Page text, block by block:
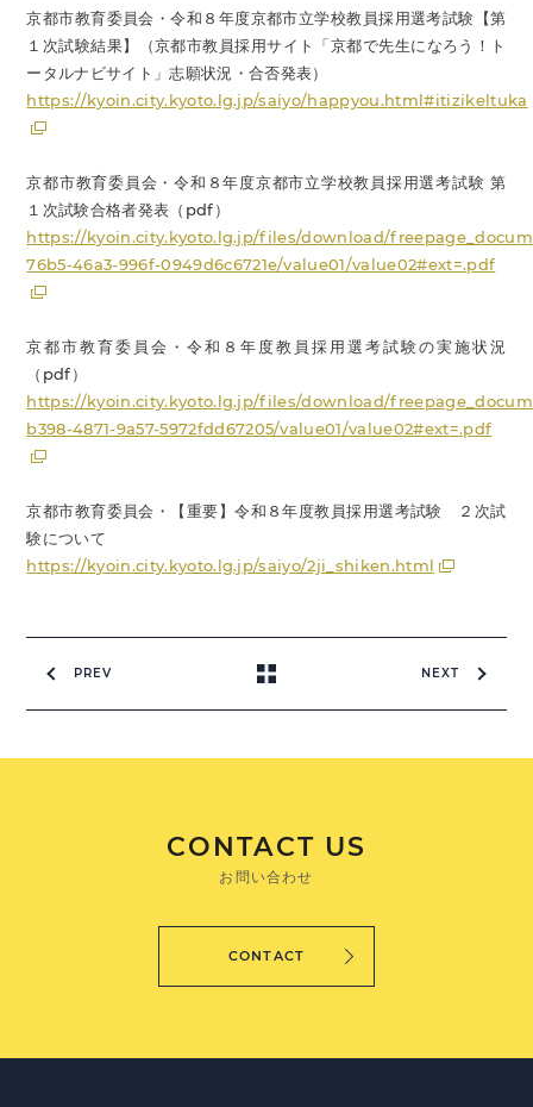
京都市教育委員会・令和８年度京都市立学校教員採用選考試験【第
１次試験結果】（京都市教員採用サイト「京都で先生になろう！ト
ータルナビサイト」志願状況・合否発表）
https://kyoin.city.kyoto.lg.jp/saiyo/happyou.html#itizikeltuka
京都市教育委員会・令和８年度京都市立学校教員採用選考試験 第
１次試験合格者発表（pdf）
https://kyoin.city.kyoto.lg.jp/files/download/
76b5-46a3-996f-0949d6c6721e/value01/value02#ext=.pdf
京都市教育委員会・令和８年度教員採用選考試験の実施状況
（pdf）
https://kyoin.city.kyoto.lg.jp/files/download/
b398-4871-9a57-5972fdd67205/value01/value02#ext=.pdf
京都市教育委員会・【重要】令和８年度教員採用選考試験 ２次試
験について
https://kyoin.city.kyoto.lg.jp/saiyo/2ji_shiken.html
PREV NEXT
CONTACT US
お問い合わせ
CONTACT